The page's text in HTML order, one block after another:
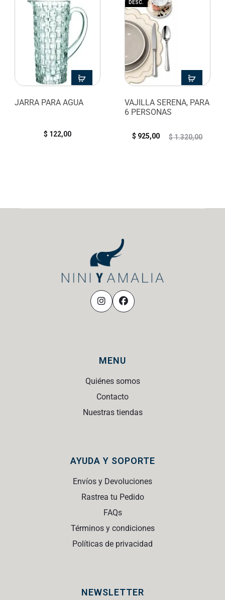
JARRA PARA AGUA
$ 122,00
DESC.
VAJILLA SERENA, PARA
6 PERSONAS
$1.320,00
$ 925,00
MENU
Quiénes somos
Contacto
Nuestras tiendas
AYUDA Y SOPORTE
Envíos y Devoluciones
Rastrea tu Pedido
FAQs
Términos y condiciones
Políticas de privacidad
NEWSLETTER